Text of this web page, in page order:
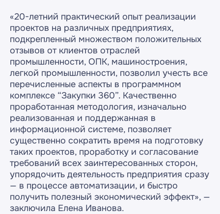
«20-летний практический опыт реализации
проектов на различных предприятиях,
подкрепленный множеством положительных
отзывов от клиентов отраслей
промышленности, ОПК, машиностроения,
легкой промышленности, позволил учесть все
перечисленные аспекты в программном
комплексе “Закупки 360”. Качественно
проработанная методология, изначально
реализованная и поддержанная в
информационной системе, позволяет
существенно сократить время на подготовку
таких проектов, проработку и согласование
требований всех заинтересованных сторон,
упорядочить деятельность предприятия сразу
— в процессе автоматизации, и быстро
получить полезный экономический эффект», —
заключила Елена Иванова.